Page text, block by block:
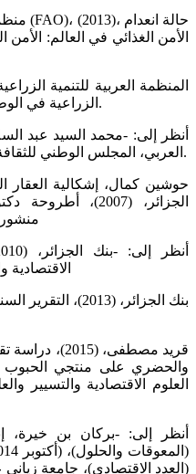
الأمن الغذائي في العالم: الأمن
الزراعية في الوطن العربي (2008)، السودان، ص: 43.
العربي، المجلس الوطني للثقافة والفنون والآداب، الكویت، ص: 276.
الجزائر، (2007)،
الاقتصادية والنقدية 2009،
والحضري على منتجي الحبوب
العلوم الاقتصادية والتسيير
(العدد الاقتصادي)، جامعة زياني